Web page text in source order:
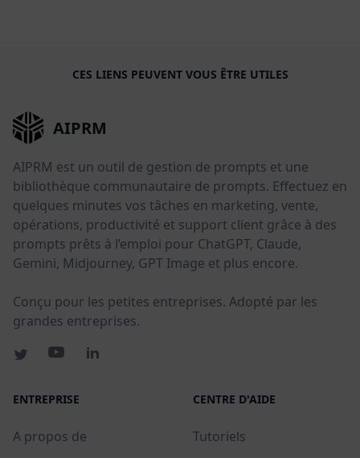
CES LIENS PEUVENT VOUS ÊTRE UTILES
AIPRM
AIPRM est un outil de gestion de prompts et une
bibliothèque communautaire de prompts. Effectuez en
quelques minutes vos tâches en marketing, vente,
opérations, productivité et support client grâce à des
prompts prêts à l’emploi pour ChatGPT, Claude,
Gemini, Midjourney, GPT Image et plus encore.
Conçu pour les petites entreprises. Adopté par les
grandes entreprises.
ENTREPRISE
A propos de
CENTRE D'AIDE
Tutoriels